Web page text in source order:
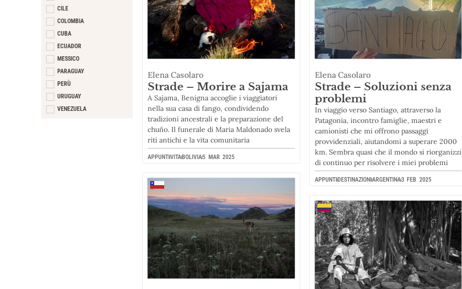
CILE
COLOMBIA
CUBA
ECUADOR
MESSICO
PARAGUAY
PERÙ
URUGUAY
VENEZUELA
Elena Casolaro
Strade – Morire a Sajama
A Sajama, Benigna accoglie i viaggiatori
nella sua casa di fango, condividendo
tradizioni ancestrali e la preparazione del
chuño. Il funerale di Maria Maldonado svela
riti antichi e la vita comunitaria
APPUNTIVITABOLIVIA5 MAR 2025
Elena Casolaro
Strade – Soluzioni senza
problemi
In viaggio verso Santiago, attraverso la
Patagonia, incontro famiglie, maestri e
camionisti che mi offrono passaggi
provvidenziali, aiutandomi a superare 2000
km. Sembra quasi che il mondo si riorganizzi
di continuo per risolvere i miei problemi
APPUNTI DESTINAZIONI ARGENTINA3 FEB 2025